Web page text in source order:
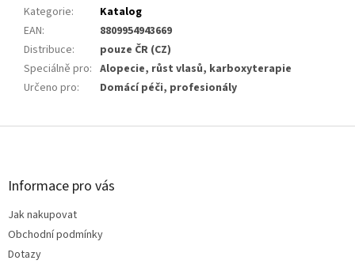
Kategorie:
Katalog
EAN:
8809954943669
Distribuce:
pouze ČR (CZ)
Speciálně pro: Alopecie, růst vlasů, karboxyterapie
Určeno pro: Domácí péči, profesionály
Z
Informace pro vás
Jak nakupovat
Obchodní podmínky
Dotazy